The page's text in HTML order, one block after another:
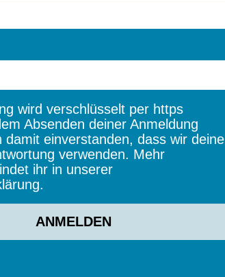
wird verschlüsselt per https
Absenden deiner Anmeldung
damit einverstanden, dass wir deine
verwenden. Mehr
ihr in unserer